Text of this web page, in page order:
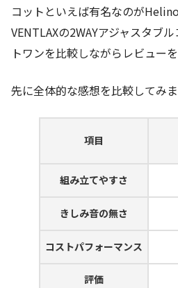
コットといえば有名なのが
VENTLAXの2WAYアジャスタブ
トワンを比較しながらレビューを
先に全体的な感想を比較してみま
項目
組み立てやすさ
きしみ音の無さ
コストパフォーマンス
評価